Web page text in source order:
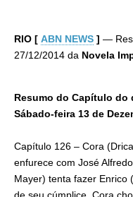
RIO [ ABN NEWS ] —
27/12/2014 da Novela
Resumo do Capítulo do
Sábado-feira 13 de
Capítulo 126 – Cora
enfurece com José
Mayer) tenta fazer Enrico